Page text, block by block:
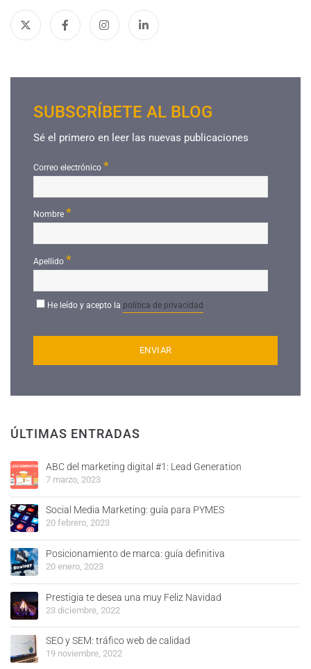
SUBSCRÍBETE AL BLOG
Sé el primero en leer las nuevas publicaciones
Correo electrónico*
Nombre *
Apellido *
He leído y acepto la política de privacidad
ÚLTIMAS ENTRADAS
ABC del marketing digital #1: Lead Generation
7 marzo, 2023
Social Media Marketing: guía para PYMES
20 febrero, 2023
Posicionamiento de marca: guía definitiva
20 enero, 2023
Prestigia te desea una muy Feliz Navidad
23 diciembre, 2022
SEO y SEM: tráfico web de calidad
19 noviembre, 2022